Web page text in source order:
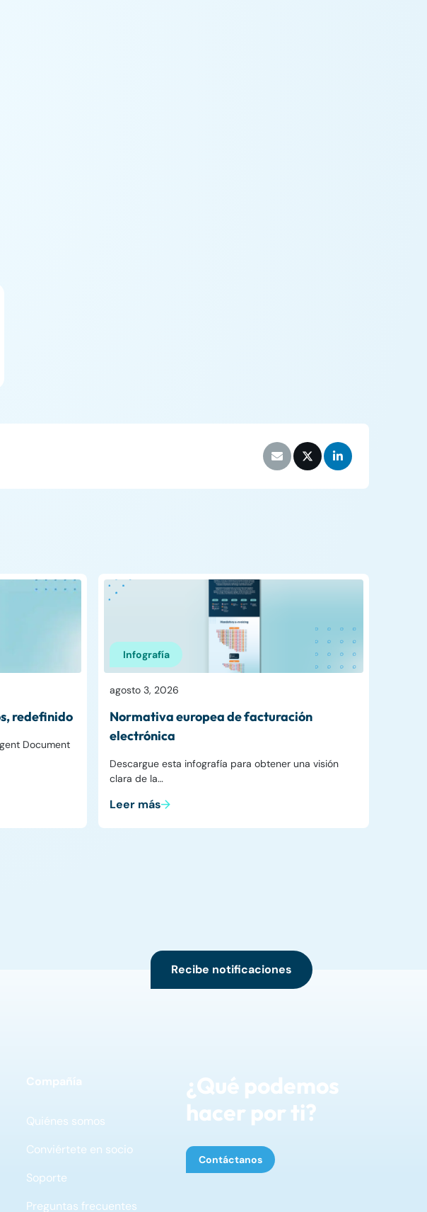
redefinido
Document
Infografía
agosto 3, 2026
Normativa europea de facturación
electrónica
Descargue esta infografía para obtener una visión
clara de la…
Leer más
Recibe notificaciones
Compañía
Quiénes somos
Conviértete en socio
Soporte
Preguntas frecuentes
¿Qué podemos
hacer por ti?
Contáctanos